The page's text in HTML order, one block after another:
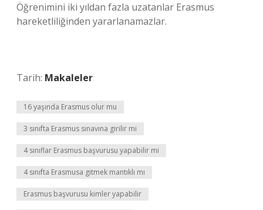
Öğrenimini iki yıldan fazla uzatanlar Erasmus
hareketliliğinden yararlanamazlar.
Tarih: Makaleler
16 yaşında Erasmus olur mu
3 sınıfta Erasmus sınavına girilir mi
4 sınıflar Erasmus başvurusu yapabilir mi
4 sınıfta Erasmusa gitmek mantıklı mı
Erasmus başvurusu kimler yapabilir